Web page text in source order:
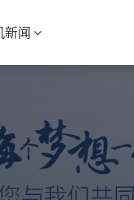
新闻